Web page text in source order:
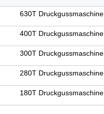
630T Druckgussmaschine
400T Druckgussmaschine
300T Druckgussmaschine
280T Druckgussmaschine
180T Druckgussmaschine